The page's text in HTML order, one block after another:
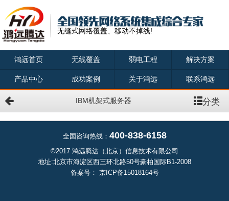
无缝式网络覆盖、移动不掉线!
鸿远首页 无线覆盖 弱电工程 解决方案
产品中心 成功案例 关于鸿远 联系鸿远
IBM机架式服务器 分类
全国咨询热线： 400-838-6158
©2017 鸿远腾达（北京）信息技术有限公司
地址:北京市海淀区西三环北路50号豪柏国际B1-2008
备案号： 京ICP备15018164号